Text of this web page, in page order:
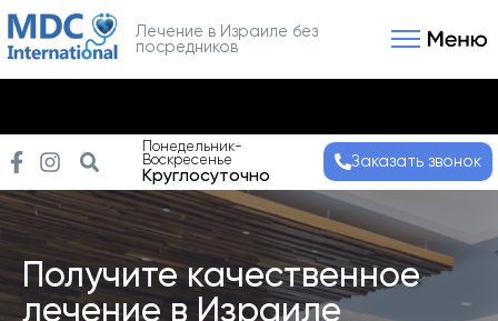
Лечение в Израиле без
посредников
Понедельник-
Воскресенье
Круглосуточно
Заказать звонок
Получите качественное
лечение в Израиле